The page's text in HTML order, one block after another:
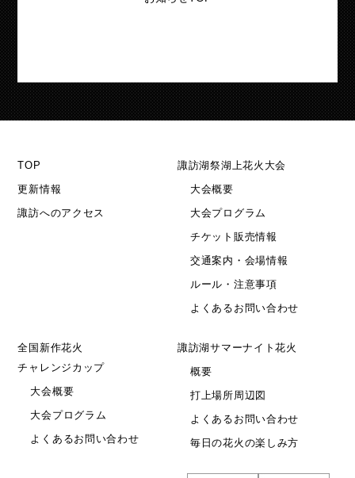
TOP
更新情報
諏訪へのアクセス
諏訪湖祭湖上花火大会
大会概要
大会プログラム
チケット販売情報
交通案内・会場情報
ルール・注意事項
よくあるお問い合わせ
全国新作花火
チャレンジカップ
大会概要
大会プログラム
よくあるお問い合わせ
諏訪湖サマーナイト花火
概要
打上場所周辺図
よくあるお問い合わせ
毎日の花火の楽しみ方